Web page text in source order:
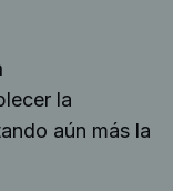
la
aún más la